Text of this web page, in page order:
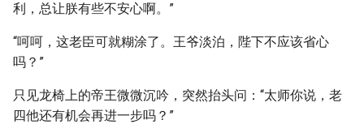
利，总让朕有些不安心啊。”
“呵呵，这老臣可就糊涂了。王爷淡泊，陛下不应该省心
吗？”
只见龙椅上的帝王微微沉吟，突然抬头问：“太师你说，老
四他还有机会再进一步吗？”